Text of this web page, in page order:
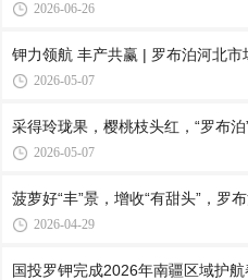
2026-06-26
钾力领航 丰产共赢 | 罗布泊河北
2026-05-07
采得玲珑果，樱桃枝头红，“罗布
2026-05-07
菠萝好“丰”景，增收“有甜头”，罗
2026-04-29
国投罗钾完成2026年南疆区域护